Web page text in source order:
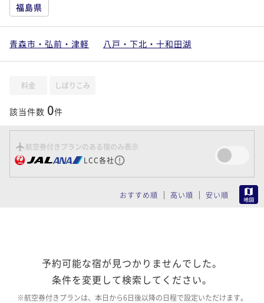
福島県
青森市・弘前・津軽 八戸・下北・十和田湖
料金 しぼりこみ
該当件数 0件
航空券付きプランのある宿のみ表示
LCC各社
おすすめ順 高い順 安い順
予約可能な宿が見つかりませんでした。
条件を変更して検索してください。
※航空券付きプランは、本日から6日後以降の日程で設定いただけます。